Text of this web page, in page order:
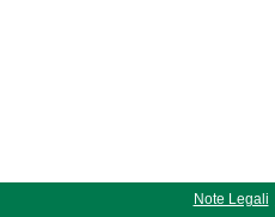
Note Legali